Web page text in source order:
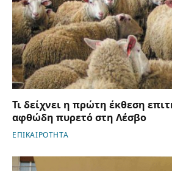
Τι δείχνει η πρώτη έκθεση
αφθώδη πυρετό στη Λέσβο
ΕΠΙΚΑΙΡΟΤΗΤΑ